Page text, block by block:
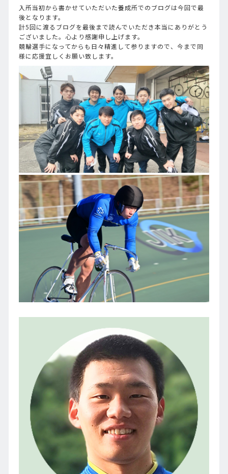
入所当初から書かせていただいた養成所でのブログは今回で最
後となります。
計5回に渡るブログを最後まで読んでいただき本当にありがとう
ございました。心より感謝申し上げます。
競輪選手になってからも日々精進して参りますので、今まで同
様に応援宜しくお願い致します。